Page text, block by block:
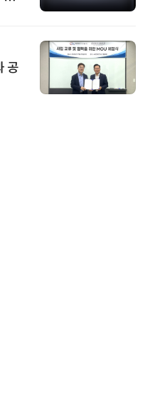
AI허브 '2026 AI 전
' 컨소시엄 선정